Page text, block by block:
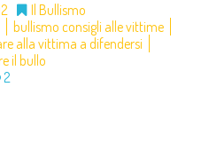
Il Bullismo
bullismo consigli alle vittime
alla vittima a difendersi
il bullo
2